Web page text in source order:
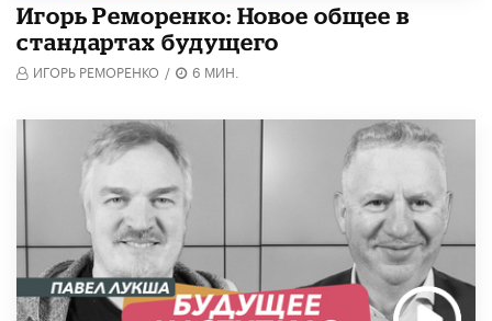
Игорь Реморенко: Новое общее в
стандартах будущего
ИГОРЬ РЕМОРЕНКО / 6 МИН.